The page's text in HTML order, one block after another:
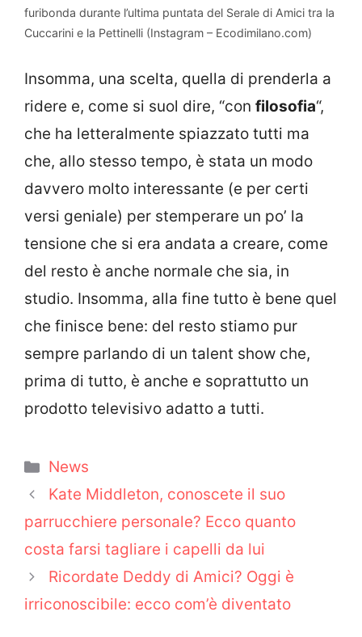
furibonda durante l’ultima puntata del Serale di Amici tra la
Cuccarini e la Pettinelli (Instagram – Ecodimilano.com)
Insomma, una scelta, quella di prenderla a
ridere e, come si suol dire, “con filosofia“,
che ha letteralmente spiazzato tutti ma
che, allo stesso tempo, è stata un modo
davvero molto interessante (e per certi
versi geniale) per stemperare un po’ la
tensione che si era andata a creare, come
del resto è anche normale che sia, in
studio. Insomma, alla fine tutto è bene quel
che finisce bene: del resto stiamo pur
sempre parlando di un talent show che,
prima di tutto, è anche e soprattutto un
prodotto televisivo adatto a tutti.
Categorie
News
Kate Middleton, conoscete il suo
parrucchiere personale? Ecco quanto
costa farsi tagliare i capelli da lui
Ricordate Deddy di Amici? Oggi è
irriconoscibile: ecco com’è diventato